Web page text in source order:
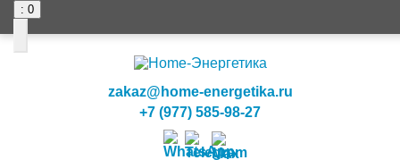
: 0
zakaz@home-energetika.ru
+7 (977) 585-98-27